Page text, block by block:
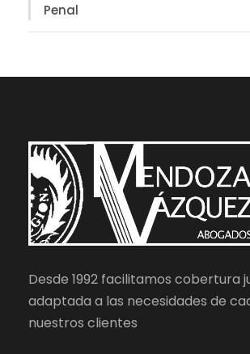
Penal
Desde 1992 facilitamos cobertura
adaptada a las necesidades de
nuestros clientes